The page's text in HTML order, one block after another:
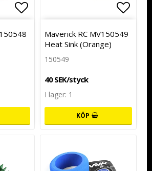
Lägg till i favoritlistan
Lägg
Maverick RC MV150549
Heat Sink (Orange)
150549
40 SEK/styck
I lager: 1
KÖP